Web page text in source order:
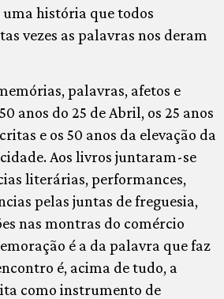
uma história que todos
vezes as palavras nos deram
palavras, afetos e
anos do 25 de Abril, os 25 anos
e os 50 anos da elevação da
Aos livros juntaram-se
literárias, performances,
pelas juntas de freguesia,
nas montras do comércio
é a da palavra que faz
é, acima de tudo, a
como instrumento de